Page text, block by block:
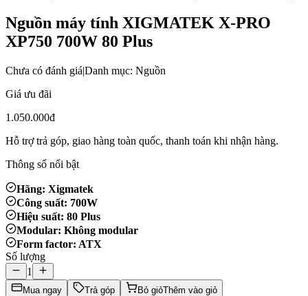
Nguồn máy tính XIGMATEK X-PRO
XP750 700W 80 Plus
Chưa có đánh giá|Danh mục: Nguồn
Giá ưu đãi
1.050.000đ
Hỗ trợ trả góp, giao hàng toàn quốc, thanh toán khi nhận hàng.
Thông số nổi bật
Hãng: Xigmatek
Công suất: 700W
Hiệu suất: 80 Plus
Modular: Không modular
Form factor: ATX
Số lượng
1
Mua ngay Trả góp Bỏ giỏThêm vào giỏ